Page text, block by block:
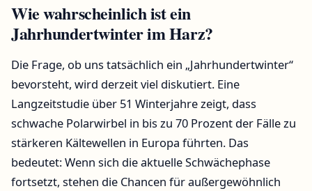
Wie wahrscheinlich ist ein
Jahrhundertwinter im Harz?
Die Frage, ob uns tatsächlich ein „Jahrhundertwinter“
bevorsteht, wird derzeit viel diskutiert. Eine
Langzeitstudie über 51 Winterjahre zeigt, dass
schwache Polarwirbel in bis zu 70 Prozent der Fälle zu
stärkeren Kältewellen in Europa führten. Das
bedeutet: Wenn sich die aktuelle Schwächephase
fortsetzt, stehen die Chancen für außergewöhnlich